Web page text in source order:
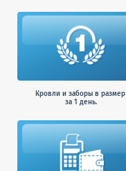
Кровли и заборы в размер
за 1 день.